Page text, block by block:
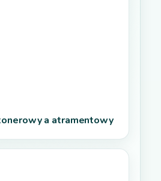
a atramentowy